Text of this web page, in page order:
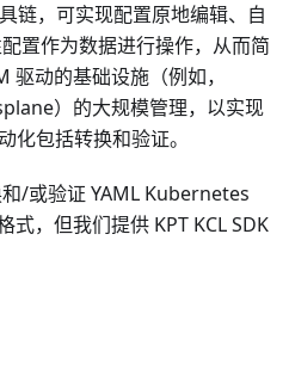
链，可实现配置原地编辑、自
置作为数据进行操作，从而简
动的基础设施（例如，
）的大规模管理，以实现
包括转换和验证。
/或验证 YAML Kubernetes
式，但我们提供 KPT KCL SDK